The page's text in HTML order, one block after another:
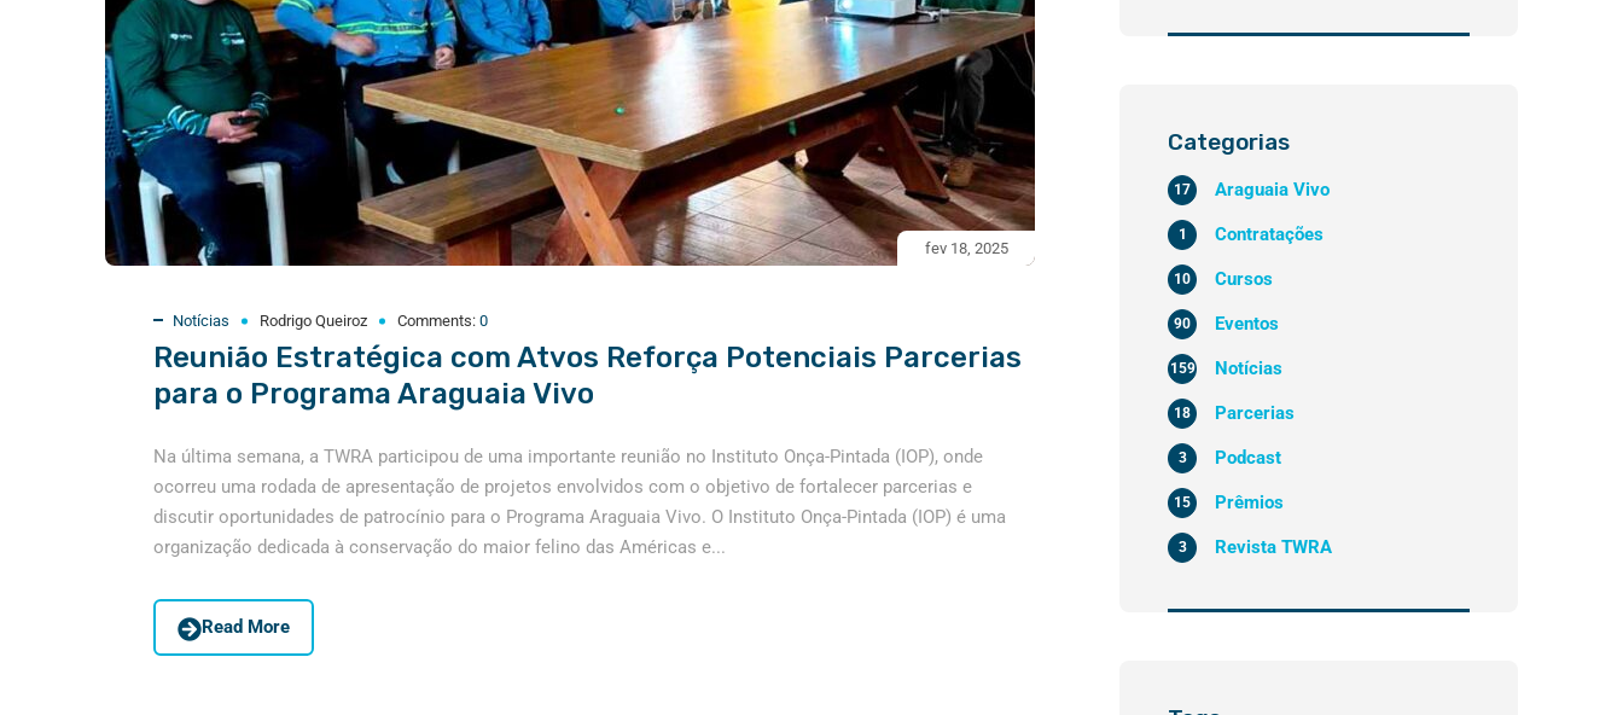
fev 18, 2025
Notícias Rodrigo Queiroz Comments: 0
Reunião Estratégica com Atvos Reforça Potenciais Parcerias
para o Programa Araguaia Vivo
Na última semana, a TWRA participou de uma importante reunião no Instituto Onça-Pintada (IOP), onde
ocorreu uma rodada de apresentação de projetos envolvidos com o objetivo de fortalecer parcerias e
discutir oportunidades de patrocínio para o Programa Araguaia Vivo. O Instituto Onça-Pintada (IOP) é uma
organização dedicada à conservação do maior felino das Américas e...
Read More
Categorias
Araguaia Vivo
17
Contratações
1
Cursos
10
Eventos
90
Notícias
159
Parcerias
18
Podcast
3
Prêmios
15
Revista TWRA
3